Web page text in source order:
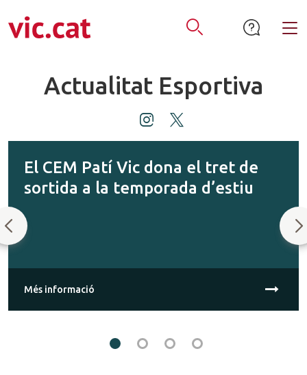
al contingut
a la navegació
de contacte
Obrir Cercador
Actualitat Esportiva
n
w
t
D
e
s
El CEM Patí Vic dona el tret de
sortida a la temporada d’estiu
Més informació
Anterior
1 2 3 4